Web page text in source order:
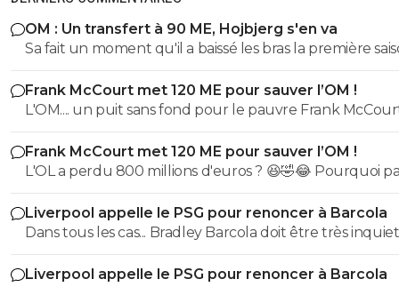
OM : Un transfert à 90 ME, Hojbjerg s'en va
Sa fait un moment qu'il a baissé les bras la première
etait top mais depuis quelques match etait en dessus.
et bon vent a lui pour le reste de sa carrière ...
Frank McCourt met 120 ME pour sauver l’OM !
L'OM.... un puit sans fond pour le pauvre Frank
Frank McCourt met 120 ME pour sauver l’OM !
L'OL a perdu 800 millions d'euros ? 😆🤣😂 Pourquoi pas un
milliard tant que tu y es ! ^^
Liverpool appelle le PSG pour renoncer à Barcola
Dans tous les cas... Bradley Barcola doit être très inquiet.
qui est vraiment compréhensible lorsque l'on sait
le PSG a traiter Kylian Mbappé lorsqu'il avait voulu
Liverpool appelle le PSG pour renoncer à Barcola